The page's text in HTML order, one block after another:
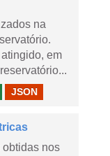
na
em
JSON
obtidas nos